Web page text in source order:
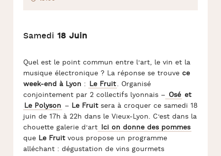
Samedi 18 Juin
Quel est le point commun entre l’art, le vin et la
musique électronique ? La réponse se trouve ce
week-end à Lyon : Le Fruit. Organisé
conjointement par 2 collectifs lyonnais – Osé et
Le Polyson – Le Fruitsera à croquer ce samedi 18
juin de 17h à 22h dans le Vieux-Lyon. C’est dans la
chouette galerie d’art Ici on donne des pommes
que Le Fruitvous propose un programme
alléchant : dégustation de vins gourmets